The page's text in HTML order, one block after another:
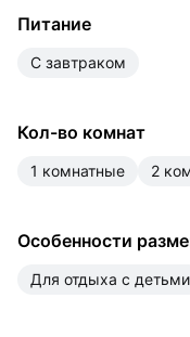
Питание
с завтраком
Кол-во комнат
1 комнатные 2
Особенности
для отдыха с детьми